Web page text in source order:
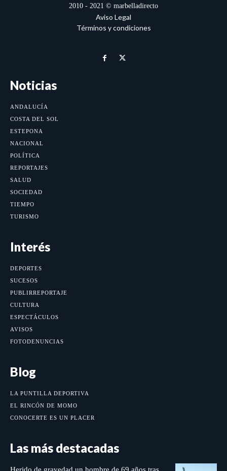
2010 - 2021 © marbelladirecto
Aviso Legal
Términos y condiciones
Noticias
ANDALUCÍA
COSTA DEL SOL
ESTEPONA
NACIONAL
POLÍTICA
REPORTAJES
SALUD
SOCIEDAD
TIEMPO
TURISMO
Interés
DEPORTES
SUCESOS
PUBLIRREPORTAJE
CULTURA
ESPECTÁCULOS
AVISOS
FOTODENUNCIAS
Blog
LA PUNTILLA DEPORTIVA
EL RINCÓN DE MOMO
CONOCERTE ES UN PLACER
Las más destacadas